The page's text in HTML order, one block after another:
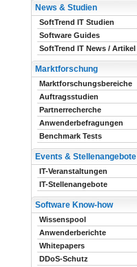
News & Studien
SoftTrend IT Studien
Software Guides
SoftTrend IT News / Artikel
Marktforschung
Marktforschungsbereiche
Auftragsstudien
Partnerrecherche
Anwenderbefragungen
Benchmark Tests
Events & Stellenangebote
IT-Veranstaltungen
IT-Stellenangebote
Software Know-how
Wissenspool
Anwenderberichte
Whitepapers
DDoS-Schutz